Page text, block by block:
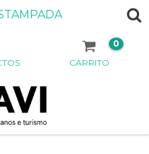
CARRITO
0